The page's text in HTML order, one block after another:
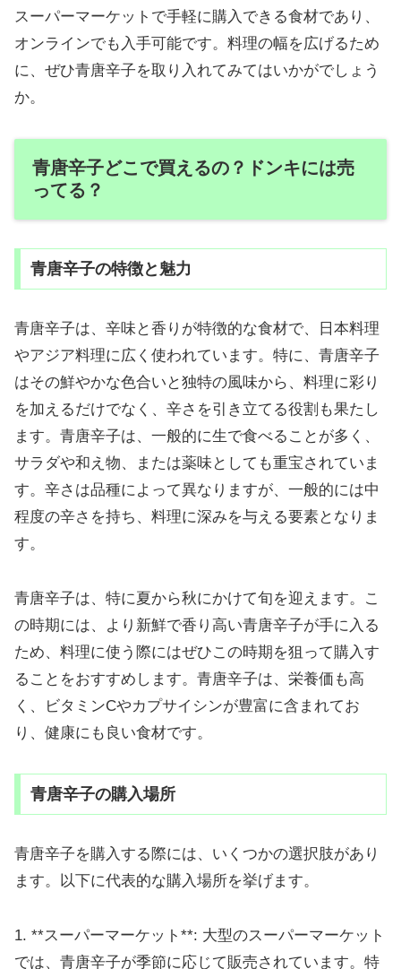
スーパーマーケットで手軽に購入できる食材であり、
オンラインでも入手可能です。料理の幅を広げるため
に、ぜひ青唐辛子を取り入れてみてはいかがでしょう
か。
青唐辛子どこで買えるの？ドンキには売
ってる？
青唐辛子の特徴と魅力
青唐辛子は、辛味と香りが特徴的な食材で、日本料理
やアジア料理に広く使われています。特に、青唐辛子
はその鮮やかな色合いと独特の風味から、料理に彩り
を加えるだけでなく、辛さを引き立てる役割も果たし
ます。青唐辛子は、一般的に生で食べることが多く、
サラダや和え物、または薬味としても重宝されていま
す。辛さは品種によって異なりますが、一般的には中
程度の辛さを持ち、料理に深みを与える要素となりま
す。
青唐辛子は、特に夏から秋にかけて旬を迎えます。こ
の時期には、より新鮮で香り高い青唐辛子が手に入る
ため、料理に使う際にはぜひこの時期を狙って購入す
ることをおすすめします。青唐辛子は、栄養価も高
く、ビタミンCやカプサイシンが豊富に含まれてお
り、健康にも良い食材です。
青唐辛子の購入場所
青唐辛子を購入する際には、いくつかの選択肢があり
ます。以下に代表的な購入場所を挙げます。
1. **スーパーマーケット**: 大型のスーパーマーケット
では、青唐辛子が季節に応じて販売されています。特